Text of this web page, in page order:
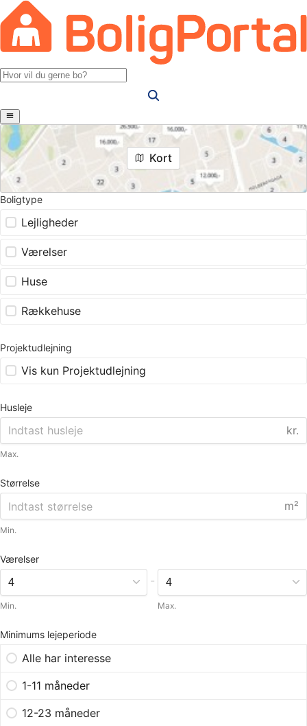
Kort
Boligtype
Lejligheder
Værelser
Huse
Rækkehuse
Projektudlejning
Vis kun Projektudlejning
Husleje
kr.
Max.
Størrelse
m²
Min.
Værelser
Min.
-
Max.
Minimums lejeperiode
Alle har interesse
1-11 måneder
12-23 måneder